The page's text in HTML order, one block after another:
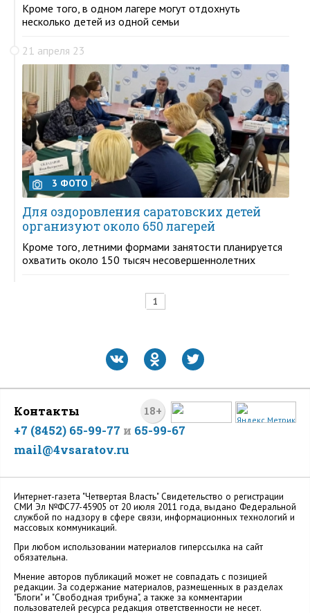
Кроме того, в одном лагере могут отдохнуть
несколько детей из одной семьи
21 апреля 23
3 ФОТО
Для оздоровления саратовских детей
организуют около 650 лагерей
Кроме того, летними формами занятости планируется
охватить около 150 тысяч несовершеннолетних
1
18+
Контакты
+7 (8452) 65-99-77 и 65-99-67
mail@4vsaratov.ru
Интернет-газета "Четвертая Власть" Cвидетельство о регистрации
СМИ Эл №ФС77-45905 от 20 июля 2011 года, выдано Федеральной
службой по надзору в сфере связи, информационных технологий и
массовых коммуникаций.
При любом использовании материалов гиперссылка на сайт
обязательна.
Мнение авторов публикаций может не совпадать с позицией
редакции. За содержание материалов, размещенных в разделах
"Блоги" и "Свободная трибуна", а также за комментарии
пользователей ресурса редакция ответственности не несет.